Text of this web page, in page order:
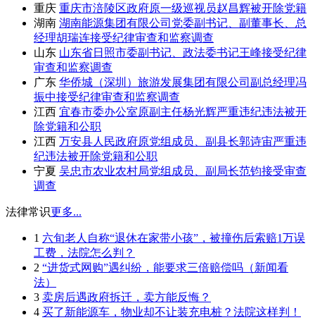
重庆 重庆市涪陵区政府原一级巡视员赵昌辉被开除党籍
湖南 湖南能源集团有限公司党委副书记、副董事长、总
经理胡瑞连接受纪律审查和监察调查
山东 山东省日照市委副书记、政法委书记王峰接受纪律
审查和监察调查
广东 华侨城（深圳）旅游发展集团有限公司副总经理冯
振中接受纪律审查和监察调查
江西 宜春市委办公室原副主任杨光辉严重违纪违法被开
除党籍和公职
江西 万安县人民政府原党组成员、副县长郭诗宙严重违
纪违法被开除党籍和公职
宁夏 吴忠市农业农村局党组成员、副局长范钧接受审查
调查
法律常识更多...
1 六旬老人自称“退休在家带小孩”，被撞伤后索赔1万误
工费，法院怎么判？
2 “进货式网购”遇纠纷，能要求三倍赔偿吗（新闻看
法）
3 卖房后遇政府拆迁，卖方能反悔？
4 买了新能源车，物业却不让装充电桩？法院这样判！